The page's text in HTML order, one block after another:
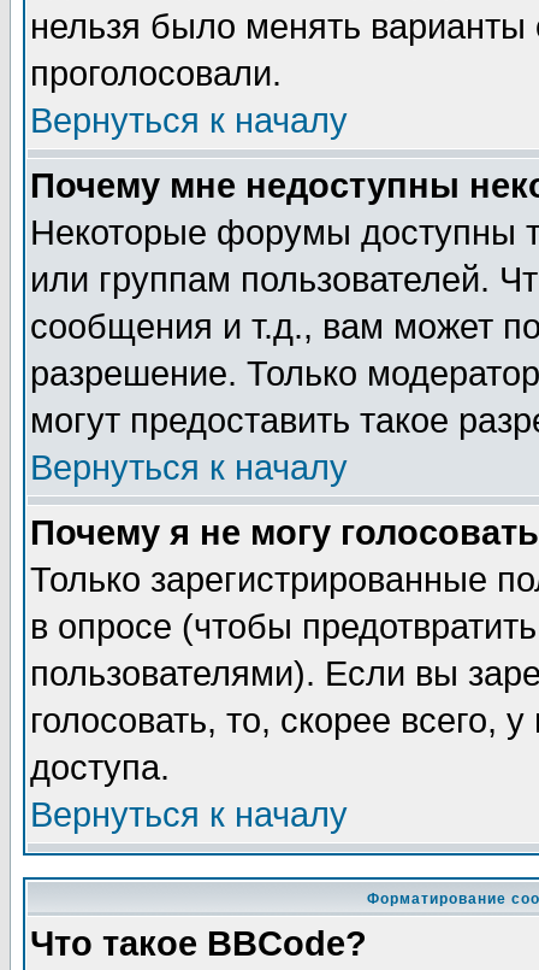
нельзя было менять
проголосовали.
Вернуться к началу
Почему мне недоступны
Некоторые форумы доступны
или группам пользователей.
сообщения и т.д., вам может
разрешение. Только
могут предоставить такое
Вернуться к началу
Почему я не могу
Только зарегистрированные
в опросе (чтобы
пользователями). Если вы
голосовать, то, скорее всего,
доступа.
Вернуться к началу
Форматирование
Что такое BBCode?